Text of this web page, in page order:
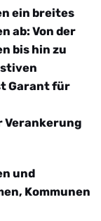
ein breites
ab: Von der
bis hin zu
Garant für
Verankerung
und
Kommunen